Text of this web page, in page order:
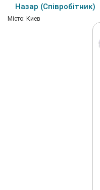
Назар (Співробітник)
Мiсто: Киев